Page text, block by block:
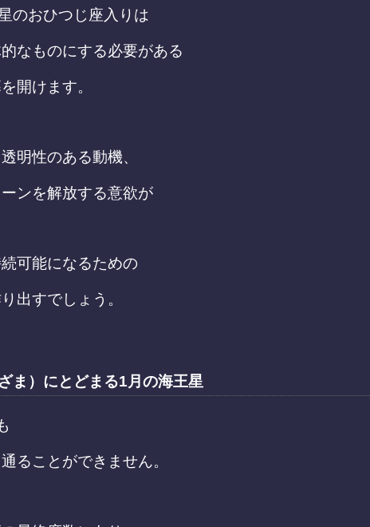
のおひつじ座入りは
なものにする必要がある
開けます。
明性のある動機、
ンを解放する意欲が
可能になるための
出すでしょう。
ま）にとどまる1月の海王星
ることができません。